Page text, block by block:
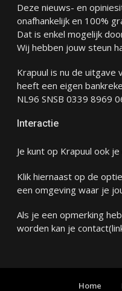
Deze nieuws- en
onafhankelijk en 100%
Dat is enkel mogelijk
Wij hebben jouw steun
Krapuul is nu de uitgave
heeft een eigen
NL96 SNSB 0339 8969
Interactie
Je kunt op Krapuul ook
Klik hiernaast op de
een omgeving waar je
Als je een opmerking
worden kan je contact
Home